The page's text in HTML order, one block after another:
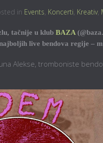
in Events, Koncerti, Kreativ,
tačnije u klub BAZA
live bendova regije –
Alekse, tromboniste